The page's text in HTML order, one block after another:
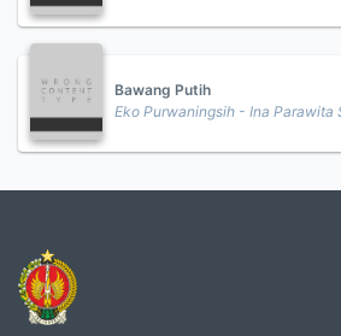
Bawang Putih
Eko Purwaningsih - Ina Parawita